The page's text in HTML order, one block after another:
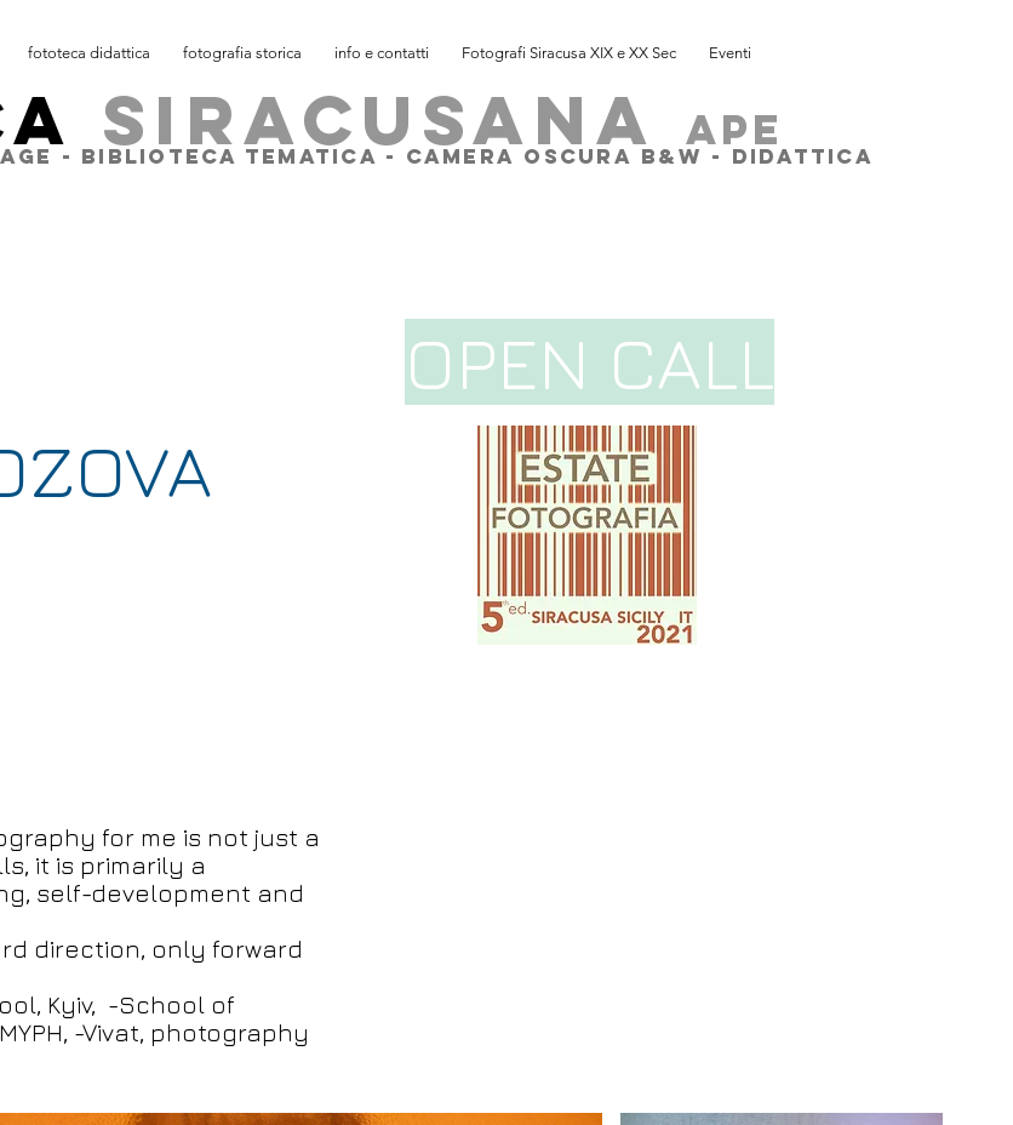
fototeca didattica fotografia storica info e contatti Fotografi Siracusa XIX e XX Sec Eventi
SIRACUSANAape
- BIBLIOTECA TEMATICA - CAMERA OSCURA B&W - DIDATTICA
OPEN CALL
for me is not just a
it is primarily a
self-development and
direction, only forward
Kyiv, -School of
-Vivat, photography